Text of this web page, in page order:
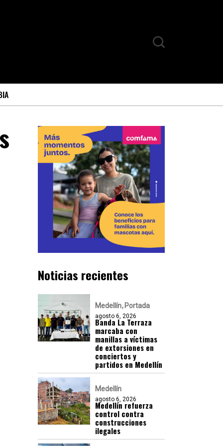
Noticias recientes
Medellín Portada
agosto 6, 2026
Banda La Terraza
marcaba con
manillas a víctimas
de extorsiones en
conciertos y
partidos en Medellín
Medellín
agosto 6, 2026
Medellín refuerza
control contra
construcciones
ilegales